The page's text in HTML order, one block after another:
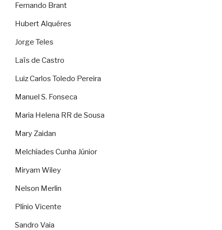
Fernando Brant
Hubert Alquéres
Jorge Teles
Laïs de Castro
Luiz Carlos Toledo Pereira
Manuel S. Fonseca
Maria Helena RR de Sousa
Mary Zaidan
Melchíades Cunha Júnior
Miryam Wiley
Nelson Merlin
Plínio Vicente
Sandro Vaia